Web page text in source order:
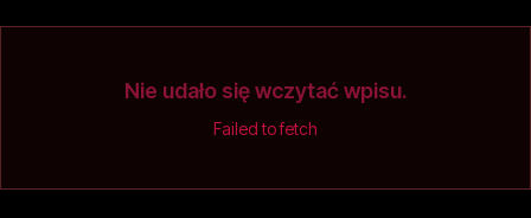
Nie udało się wczytać wpisu.
Failed to fetch